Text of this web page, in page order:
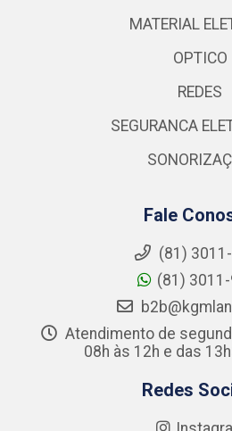
MATERIAL
OPTICO
REDES
SEGURANCA
Fale
(81)
(81)
Atendimento de
08h às 12h e das
Redes